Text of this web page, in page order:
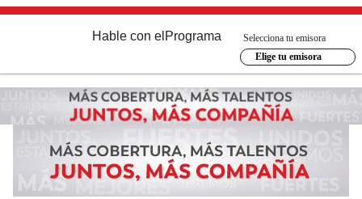
Hable con el Programa
Selecciona tu emisora
Elige tu emisora